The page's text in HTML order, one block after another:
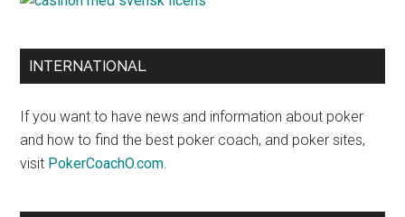
INTERNATIONAL
If you want to have news and information about poker
and how to find the best poker coach, and poker sites,
visit PokerCoachO.com.